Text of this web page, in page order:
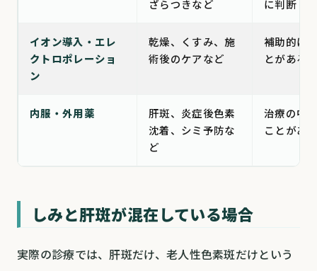
ざらつきなど
に判断
イオン導入・エレ
クトロポレーショ
ン
乾燥、くすみ、施
術後のケアなど
補助的に
とがある
内服・外用薬
肝斑、炎症後色素
沈着、シミ予防な
ど
治療の中
ことがあ
しみと肝斑が混在している場合
実際の診療では、肝斑だけ、老人性色素斑だけという